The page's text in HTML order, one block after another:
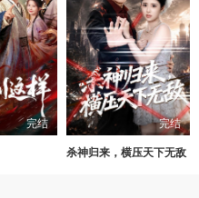
完结 完结
杀神归来，横压天下无敌